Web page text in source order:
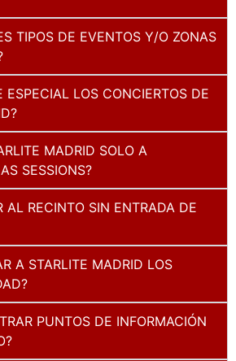
TIPOS DE EVENTOS Y/O ZONAS
ESPECIAL LOS CONCIERTOS DE
MADRID SOLO A
SESSIONS?
AL RECINTO SIN ENTRADA DE
A STARLITE MADRID LOS
PUNTOS DE INFORMACIÓN